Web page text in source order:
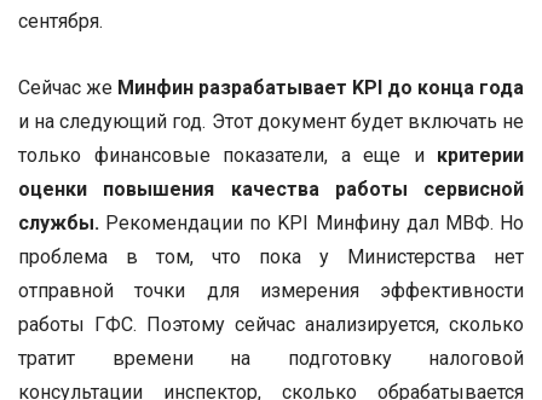
сентября.
Сейчас же Минфин разрабатывает KPI до конца года
и на следующий год. Этот документ будет включать не
только финансовые показатели, а еще и критерии
оценки повышения качества работы сервисной
службы. Рекомендации по KPI Минфину дал МВФ. Но
проблема в том, что пока у Министерства нет
отправной точки для измерения эффективности
работы ГФС. Поэтому сейчас анализируется, сколько
тратит времени на подготовку налоговой
консультации инспектор, сколько обрабатывается